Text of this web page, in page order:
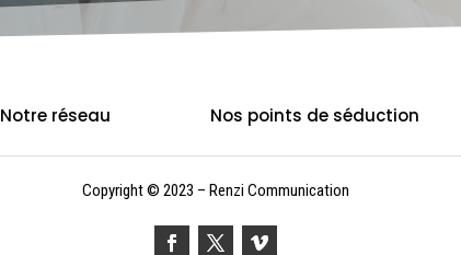
Notre réseau Nos points de séduction
Copyright © 2023 – Renzi Communication